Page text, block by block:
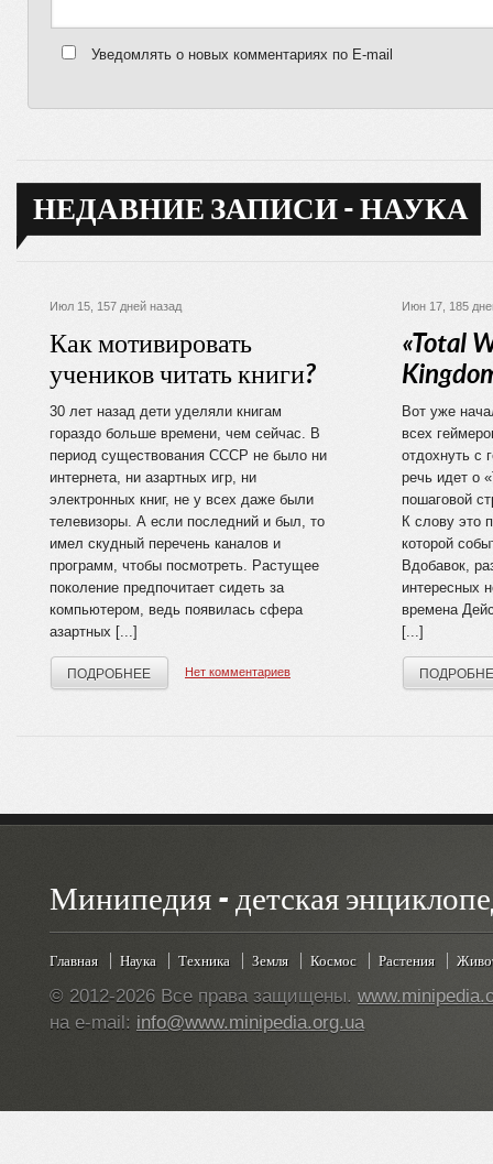
Уведомлять о новых комментариях по E-mail
НЕДАВНИЕ ЗАПИСИ - НАУКА
Июл 15, 157 дней назад
Как мотивировать
учеников читать книги?
30 лет назад дети уделяли книгам
гораздо больше времени, чем сейчас. В
период существования СССР не было ни
интернета, ни азартных игр, ни
электронных книг, не у всех даже были
телевизоры. А если последний и был, то
имел скудный перечень каналов и
программ, чтобы посмотреть. Растущее
поколение предпочитает сидеть за
компьютером, ведь появилась сфера
азартных [...]
ПОДРОБНЕЕ Нет комментариев
Июн 17, 185
«Total
Вот уже
всех
отдохнуть с
речь идет о
пошаговой
К слову это
которой
Вдобавок,
интересных
времена
[...]
Минипедия - детская
Главная Наука Техника Земля Космос Растения
© 2012-2026 Все права защищены.
на e-mail: info@www.minipedia.org.ua